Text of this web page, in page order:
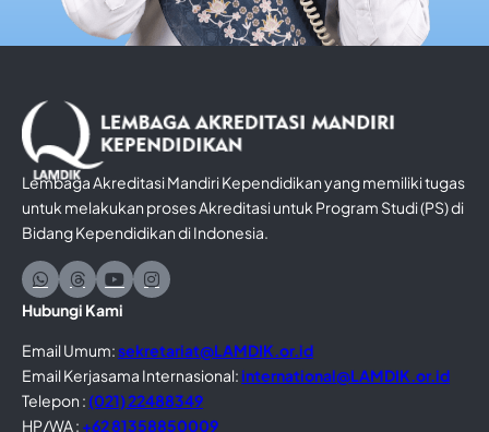
Lembaga Akreditasi Mandiri Kependidikan yang memiliki tugas
untuk melakukan proses Akreditasi untuk Program Studi (PS) di
Bidang Kependidikan di Indonesia.
Hubungi Kami
Email Umum:sekretariat@LAMDIK.or.id
Email Kerjasama Internasional:international@LAMDIK.or.id
Telepon : (021) 22488349
HP/WA : +62 81358850009